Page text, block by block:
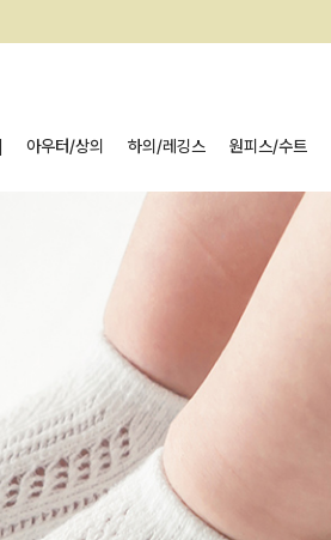
아우터/상의 하의/레깅스 원피스/수트